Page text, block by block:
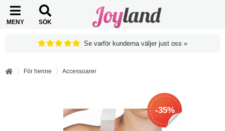
MENY SÖK
Se varför kunderna väljer just oss »
För henne Accessoarer
-35%